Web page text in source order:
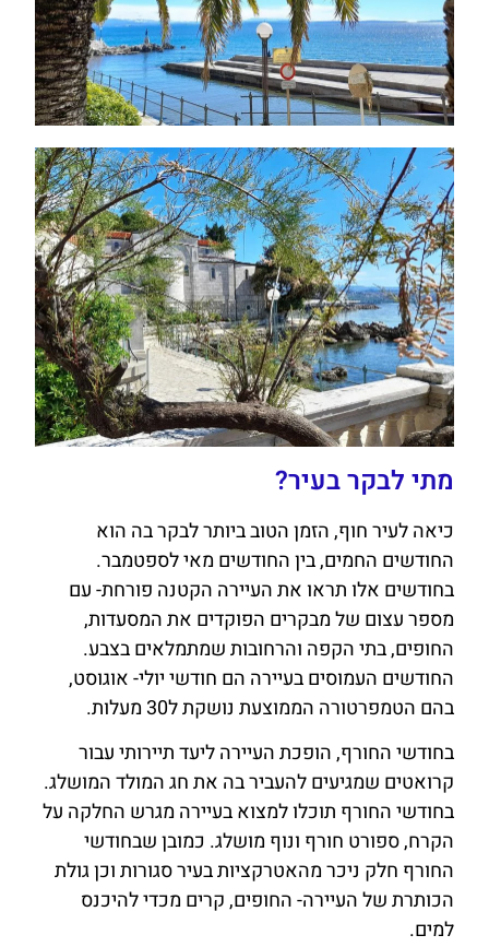
מתי לבקר בעיר?
כיאה לעיר חוף, הזמן הטוב ביותר לבקר בה הוא
החודשים החמים, בין החודשים מאי לספטמבר.
בחודשים אלו תראו את העיירה הקטנה פורחת- עם
מספר עצום של מבקרים הפוקדים את המסעדות,
החופים, בתי הקפה והרחובות שמתמלאים בצבע.
החודשים העמוסים בעיירה הם חודשי יולי- אוגוסט,
בהם הטמפרטורה הממוצעת נושקת ל30 מעלות.
בחודשי החורף, הופכת העיירה ליעד תיירותי עבור
קרואטים שמגיעים להעביר בה את חג המולד המושלג.
בחודשי החורף תוכלו למצוא בעיירה מגרש החלקה על
הקרח, ספורט חורף ונוף מושלג. כמובן שבחודשי
החורף חלק ניכר מהאטרקציות בעיר סגורות וכן גולת
הכותרת של העיירה- החופים, קרים מכדי להיכנס
למים.